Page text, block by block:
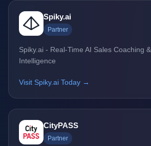
Spiky.ai
Partner
Spiky.ai - Real-Time AI Sales Coaching
Intelligence
Visit Spiky.ai Today →
CityPASS
Partner